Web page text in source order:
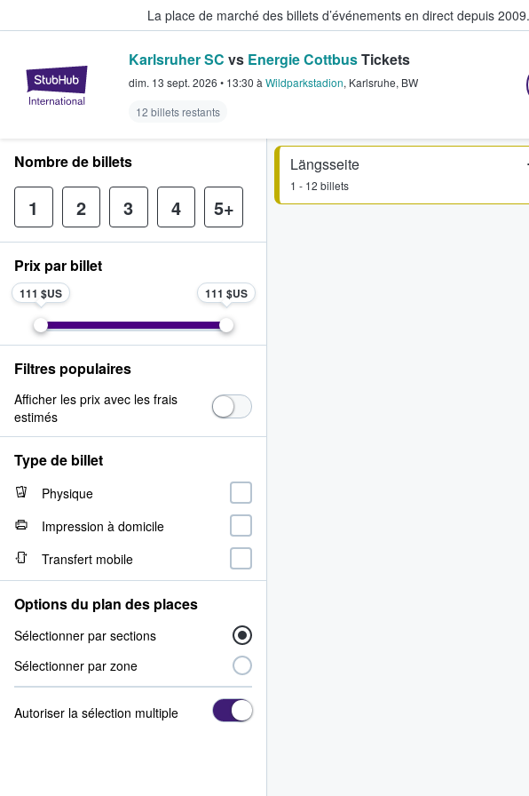
La place de marché des billets d’événements en direct depuis 2009.
StubHub - Où les fans achètent et vendent des
Karlsruher SC vs Energie CottbusTickets
dim. 13 sept. 2026 • 13:30 à Wildparkstadion, Karlsruhe, BW
12 billets restants
Längsseite
1 - 12 billets
Nombre de billets
1 2 3 4 5+
Prix par billet
111 $US 111 $US
Filtres populaires
Afficher les prix avec les frais
estimés
Type de billet
Physique
Impression à domicile
Transfert mobile
Options du plan des places
Sélectionner par sections
Sélectionner par zone
Autoriser la sélection multiple